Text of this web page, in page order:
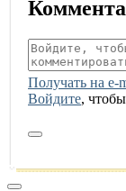
Получать на
Войдите,